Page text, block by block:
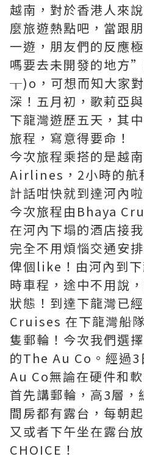
越南，對於香港人來
麼旅遊熱點吧，當跟
一遊，朋友們的反應
嗎要去未開發的地方
╥)o，可想而知大家
深！五月初，歌莉亞
下龍灣遊歷五天，其
旅程，寫意得要命！
今次旅程乘搭的是越
Airlines，2小時的航
計話咁快就到達河內啦
今次旅程由Bhaya
在河內下塌的酒店接
完全不用煩惱交通安
俾個like！由河內到
時車程，途中不用說
狀態！到達下龍灣已
Cruises 在下龍灣船
隻郵輪！今次我們選
的The Au Co。經過
Au Co無論在硬件和
首先講郵輪，高3層
間房都有露台，每朝
又或者下午坐在露台
CHOICE！